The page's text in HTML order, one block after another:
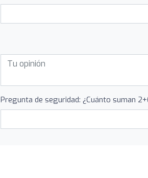
Pregunta de seguridad: ¿Cuánto suman